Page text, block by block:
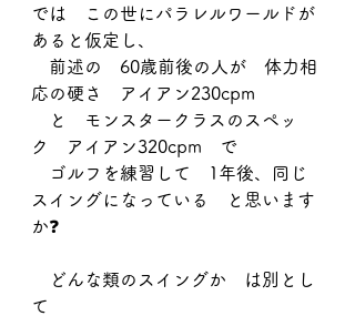
では　この世にパラレルワールドが
あると仮定し、
前述の　60歳前後の人が　体力相
応の硬さ　アイアン230cpm
と　モンスタークラスのスペッ
ク　アイアン320cpm　で
ゴルフを練習して　1年後、同じ
スイングになっている　と思います
か❓
どんな類のスイングか　は別とし
て